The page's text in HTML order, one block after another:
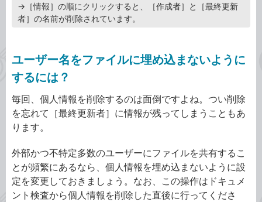
→［情報］の順にクリックすると、［作成者］と［最終更新
者］の名前が削除されています。
ユーザー名をファイルに埋め込まないように
するには？
毎回、個人情報を削除するのは面倒ですよね。つい削除
を忘れて［最終更新者］に情報が残ってしまうこともあ
ります。
外部かつ不特定多数のユーザーにファイルを共有するこ
とが頻繁にあるなら、個人情報を埋め込まないように設
定を変更しておきましょう。なお、この操作はドキュメ
ント検査から個人情報を削除した直後に行ってくださ